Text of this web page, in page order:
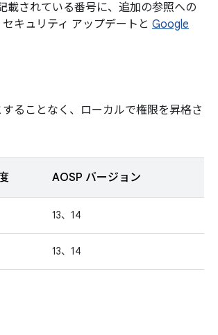
載されている番号に、追加の参照への
キュリティ アップデートと Google
ることなく、ローカルで権限を昇格さ
AOSP バージョン
13、14
13、14